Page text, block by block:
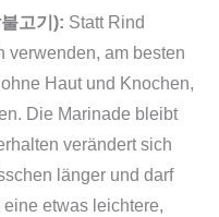
고기): Statt Rind
verwenden, am besten
Haut und Knochen,
Die Marinade bleibt
verändert sich
länger und darf
etwas leichtere,